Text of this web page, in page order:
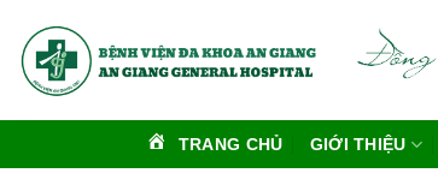
qua
nội
TRANG CHỦ GIỚI THIỆU